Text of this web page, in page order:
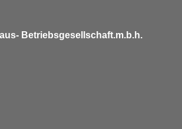
Betriebsgesellschaft.m.b.h.